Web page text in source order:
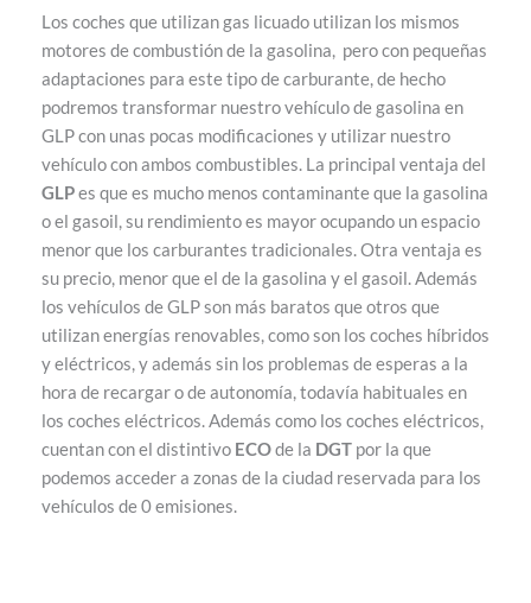
Los coches que utilizan gas licuado utilizan los mismos
motores de combustión de la gasolina, pero con pequeñas
adaptaciones para este tipo de carburante, de hecho
podremos transformar nuestro vehículo de gasolina en
GLP con unas pocas modificaciones y utilizar nuestro
vehículo con ambos combustibles. La principal ventaja del
GLPes que es mucho menos contaminante que la gasolina
o el gasoil, su rendimiento es mayor ocupando un espacio
menor que los carburantes tradicionales. Otra ventaja es
su precio, menor que el de la gasolina y el gasoil. Además
los vehículos de GLP son más baratos que otros que
utilizan energías renovables, como son los coches híbridos
y eléctricos, y además sin los problemas de esperas a la
hora de recargar o de autonomía, todavía habituales en
los coches eléctricos. Además como los coches eléctricos,
cuentan con el distintivo ECOde la DGTpor la que
podemos acceder a zonas de la ciudad reservada para los
vehículos de 0 emisiones.